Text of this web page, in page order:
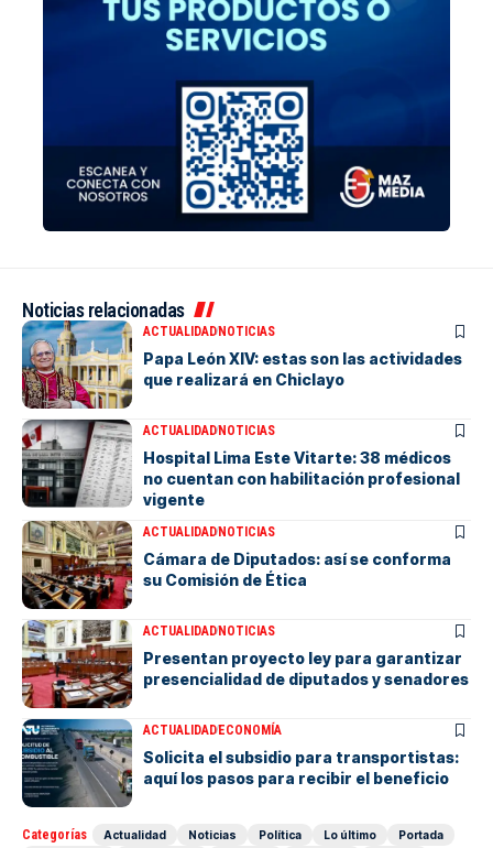
Noticias relacionadas
ACTUALIDADNOTICIAS
Papa León XIV: estas son las actividades
que realizará en Chiclayo
ACTUALIDADNOTICIAS
Hospital Lima Este Vitarte: 38 médicos
no cuentan con habilitación profesional
vigente
ACTUALIDADNOTICIAS
Cámara de Diputados: así se conforma
su Comisión de Ética
ACTUALIDADNOTICIAS
Presentan proyecto ley para garantizar
presencialidad de diputados y senadores
ACTUALIDADECONOMÍA
Solicita el subsidio para transportistas:
aquí los pasos para recibir el beneficio
Categorías Actualidad Noticias Política Lo último
Portada